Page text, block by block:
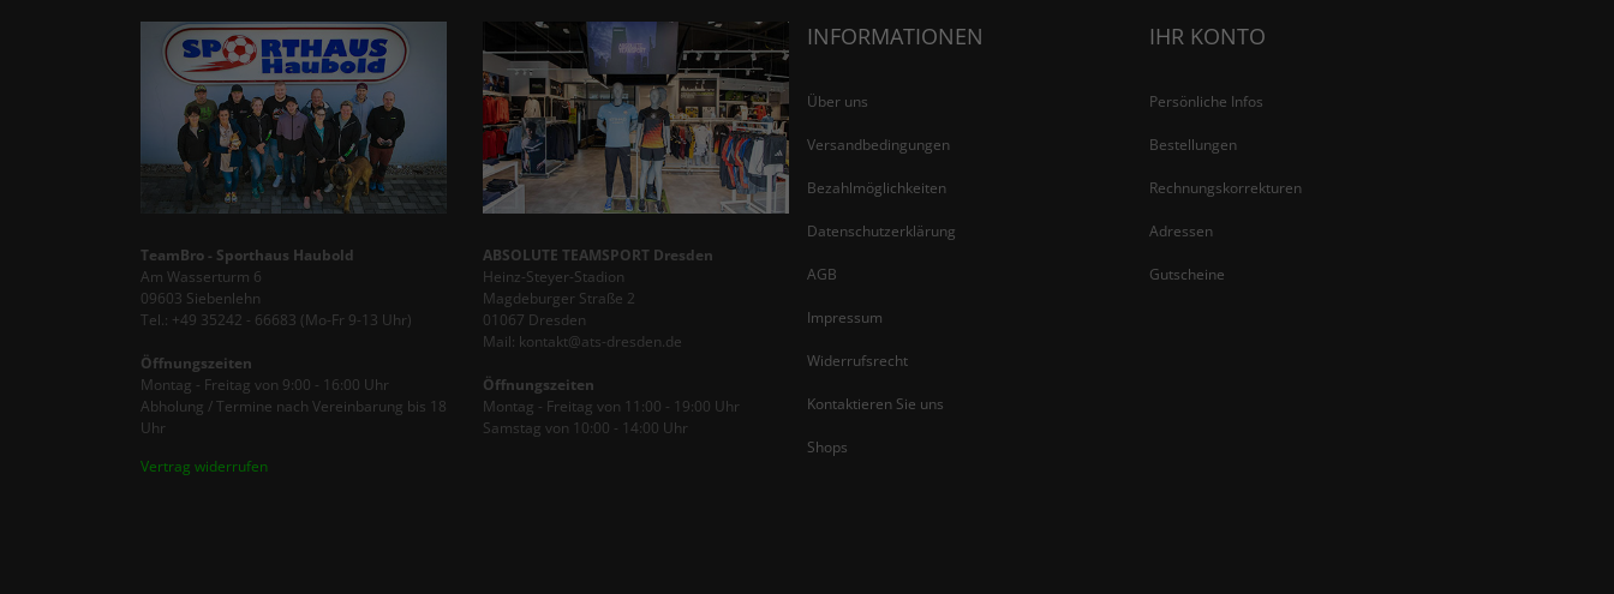
TeamBro - Sporthaus Haubold
Am Wasserturm 6
09603 Siebenlehn
Tel.: +49 35242 - 66683 (Mo-Fr 9-13 Uhr)
Öffnungszeiten
Montag - Freitag von 9:00 - 16:00 Uhr
Abholung / Termine nach Vereinbarung bis 18
Uhr
Vertrag widerrufen
ABSOLUTE TEAMSPORT Dresden
Heinz-Steyer-Stadion
Magdeburger Straße 2
01067 Dresden
Mail: kontakt@ats-dresden.de
Öffnungszeiten
Montag - Freitag von 11:00 - 19:00 Uhr
Samstag von 10:00 - 14:00 Uhr
INFORMATIONEN
Über uns
Versandbedingungen
Bezahlmöglichkeiten
Datenschutzerklärung
AGB
Impressum
Widerrufsrecht
Kontaktieren Sie uns
Shops
IHR KONTO
Persönliche Infos
Bestellungen
Rechnungskorrekturen
Adressen
Gutscheine